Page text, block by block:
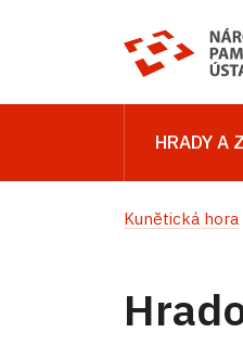
HRADY A
Kunětická hora